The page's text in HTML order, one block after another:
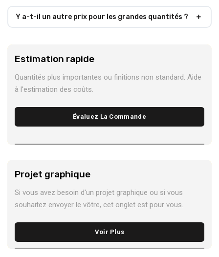
Y a-t-il un autre prix pour les grandes quantités ?
Estimation rapide
Quantités plus importantes ou finitions non standard. Aide
à l'estimation des coûts.
Évaluez La Commande
Projet graphique
Si vous avez besoin d'un projet graphique ou si vous
souhaitez envoyer le vôtre, cet onglet est pour vous.
Voir Plus